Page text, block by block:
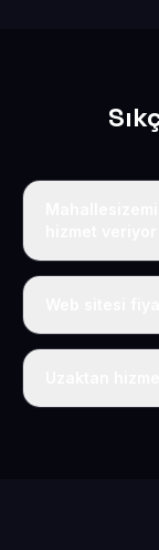
Evet,
Tek fiyat: yılda